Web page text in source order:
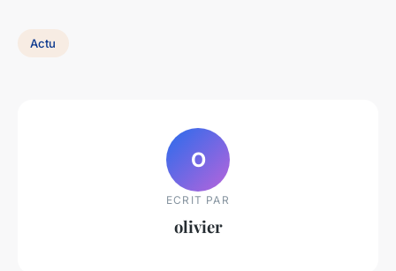
Actu
O
ECRIT PAR
olivier